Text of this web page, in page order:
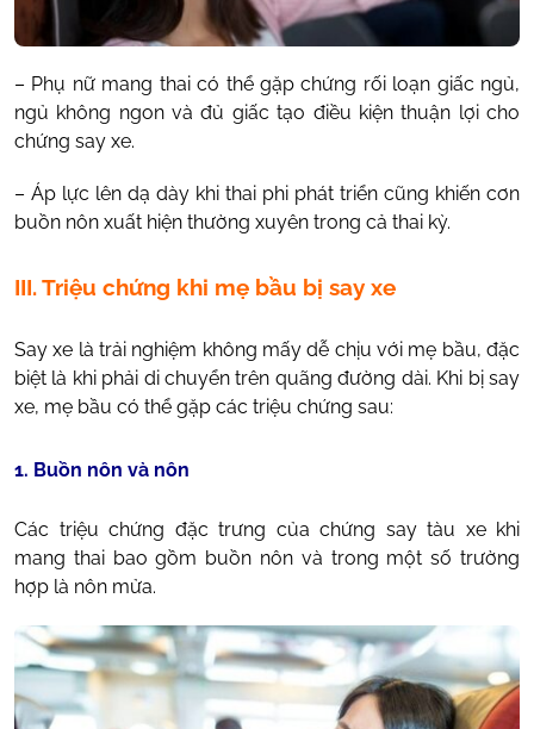
– Phụ nữ mang thai có thể gặp chứng rối loạn giấc ngủ,
ngủ không ngon và đủ giấc tạo điều kiện thuận lợi cho
chứng say xe.
– Áp lực lên dạ dày khi thai phi phát triển cũng khiến cơn
buồn nôn xuất hiện thường xuyên trong cả thai kỳ.
III. Triệu chứng khi mẹ bầu bị say xe
Say xe là trải nghiệm không mấy dễ chịu với mẹ bầu, đặc
biệt là khi phải di chuyển trên quãng đường dài. Khi bị say
xe, mẹ bầu có thể gặp các triệu chứng sau:
1. Buồn nôn và nôn
Các triệu chứng đặc trưng của chứng say tàu xe khi
mang thai bao gồm buồn nôn và trong một số trường
hợp là nôn mửa.